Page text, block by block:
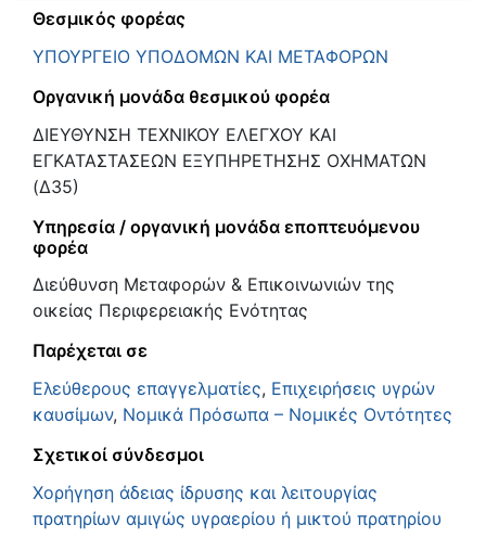
Θεσμικός φορέας
ΥΠΟΥΡΓΕΙΟ ΥΠΟΔΟΜΩΝ ΚΑΙ ΜΕΤΑΦΟΡΩΝ
Οργανική μονάδα θεσμικού φορέα
ΔΙΕΥΘΥΝΣΗ ΤΕΧΝΙΚΟΥ ΕΛΕΓΧΟΥ ΚΑΙ
ΕΓΚΑΤΑΣΤΑΣΕΩΝ ΕΞΥΠΗΡΕΤΗΣΗΣ ΟΧΗΜΑΤΩΝ
(Δ35)
Υπηρεσία / οργανική μονάδα εποπτευόμενου
φορέα
Διεύθυνση Μεταφορών & Επικοινωνιών της
οικείας Περιφερειακής Ενότητας
Παρέχεται σε
Ελεύθερους επαγγελματίες, Επιχειρήσεις υγρών
καυσίμων, Νομικά Πρόσωπα – Νομικές Οντότητες
Σχετικοί σύνδεσμοι
Χορήγηση άδειας ίδρυσης και λειτουργίας
πρατηρίων αμιγώς υγραερίου ή μικτού πρατηρίου